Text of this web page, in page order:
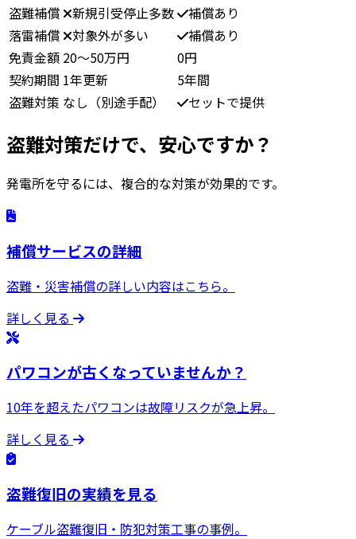
盗難補償
新規引受停止多数
補償あり
落雷補償
対象外が多い
補償あり
免責金額 20〜50万円
0円
契約期間 1年更新
5年間
盗難対策 なし（別途手配） セットで提供
盗難対策だけで、 安心ですか？
発電所を守るには、複合的な対策が効果的です。
補償サービスの詳細
盗難・災害補償の詳しい内容はこちら。
詳しく見る
パワコンが古くなっていませんか？
10年を超えたパワコンは故障リスクが急上昇。
詳しく見る
盗難復旧の実績を見る
ケーブル盗難復旧・防犯対策工事の事例。